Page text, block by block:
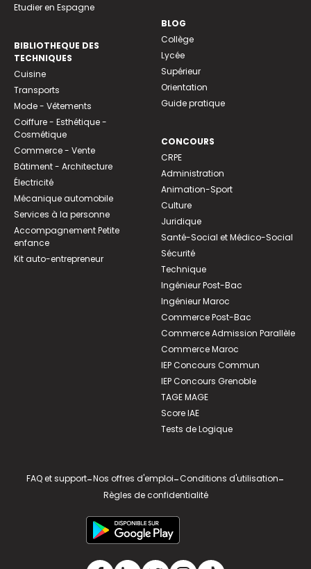
Etudier en Espagne
BIBLIOTHEQUE DES
TECHNIQUES
Cuisine
Transports
Mode - Vêtements
Coiffure - Esthétique -
Cosmétique
Commerce - Vente
Bâtiment - Architecture
Électricité
Mécanique automobile
Services à la personne
Accompagnement Petite
enfance
Kit auto-entrepreneur
BLOG
Collège
Lycée
Supérieur
Orientation
Guide pratique
CONCOURS
CRPE
Administration
Animation-Sport
Culture
Juridique
Santé-Social et Médico-Social
Sécurité
Technique
Ingénieur Post-Bac
Ingénieur Maroc
Commerce Post-Bac
Commerce Admission Parallèle
Commerce Maroc
IEP Concours Commun
IEP Concours Grenoble
TAGE MAGE
Score IAE
Tests de Logique
FAQ et support-Nos offres d'emploi-Conditions d'utilisation-
Règles de confidentialité